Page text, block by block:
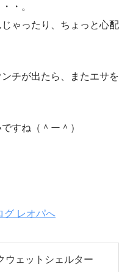
・。
ゃったり、ちょっと心配
チが出たら、またエサを
すね（＾ー＾）
ウェットシェルター